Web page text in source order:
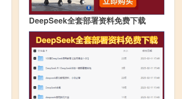
DeepSeek全套部署资料免费下载